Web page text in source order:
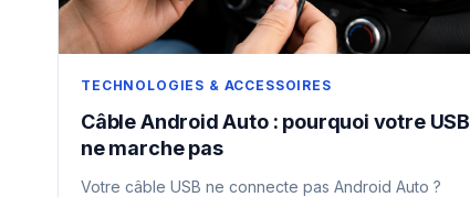
TECHNOLOGIES & ACCESSOIRES
Câble Android Auto : pourquoi votre USB
ne marche pas
Votre câble USB ne connecte pas Android Auto ?